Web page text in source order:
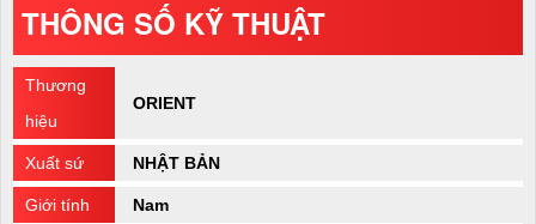
THÔNG SỐ KỸ THUẬT
Thương
hiệu
ORIENT
Xuất sứ NHẬT BẢN
Giới tính Nam